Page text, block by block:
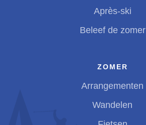
Après-ski
Beleef de zomer
ZOMER
Arrangementen
Wandelen